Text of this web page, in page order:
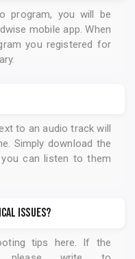
program, you will be
mobile app. When
you registered for
to an audio track will
Simply download the
can listen to them
issues?
tips here. If the